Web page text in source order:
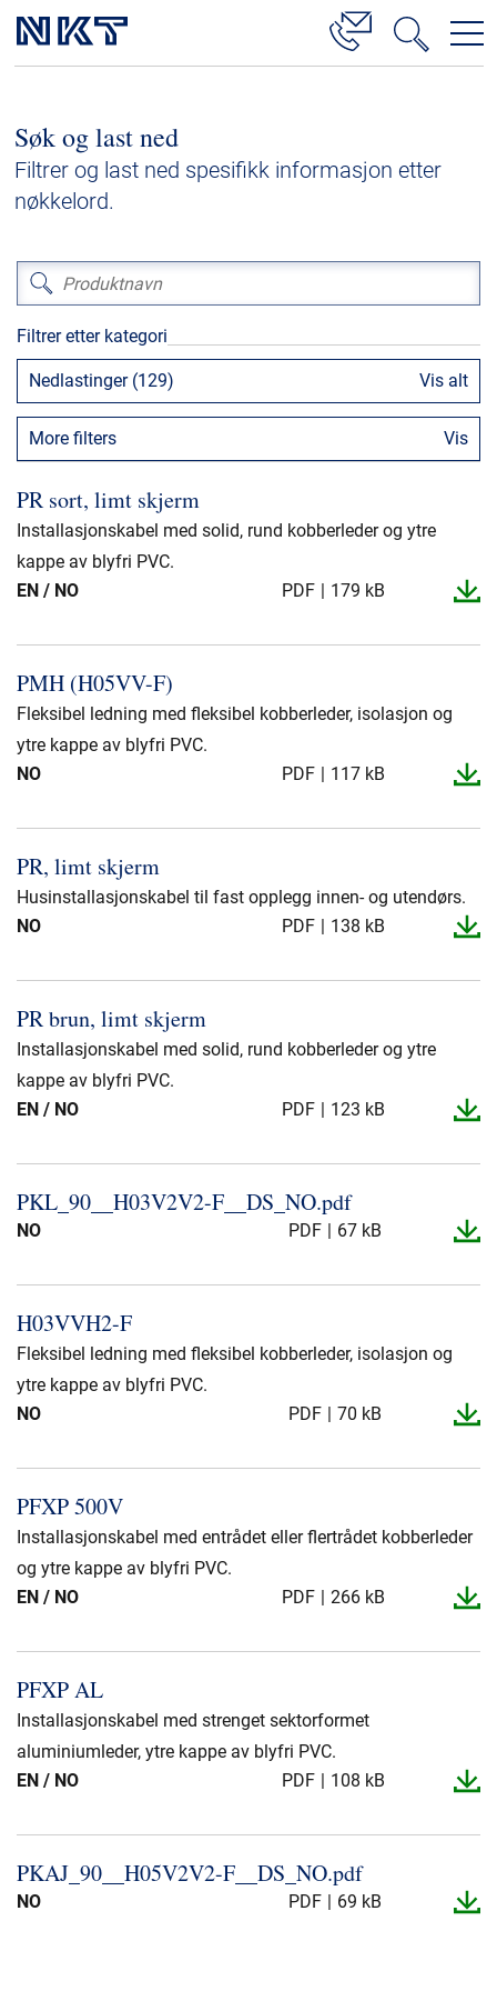
Høyspenningskabelløsninger
Kabelservice
Lavspenning
Høyspenningskabeltilbehør
Mellomspenningskabeltilbehør
Referanser
Nedlastinger
Presse og arrangementer
Om oss
Søk og last ned
Filtrer og last ned spesifikk informasjon etter
nøkkelord.
Filtrer etter kategori
Nedlastinger (129) Vis alt
More filters Vis
PR sort, limt skjerm
Installasjonskabel med solid, rund kobberleder og ytre
kappe av blyfri PVC.
EN / NO
PDF 179 kB
PMH (H05VV-​F)
Fleksibel ledning med fleksibel kobberleder, isolasjon og
ytre kappe av blyfri PVC.
NO
PDF 117 kB
PR, limt skjerm
Husinstallasjonskabel til fast opplegg innen- og utendørs.
NO
PDF 138 kB
PR brun, limt skjerm
Installasjonskabel med solid, rund kobberleder og ytre
kappe av blyfri PVC.
EN / NO
PDF 123 kB
PKL_​90_​_​H03V2V2-​F_​_​DS_​NO.​pdf
NO PDF 67 kB
H03VVH2-​F
Fleksibel ledning med fleksibel kobberleder, isolasjon og
ytre kappe av blyfri PVC.
NO
PDF 70 kB
PFXP 500V
Installasjonskabel med entrådet eller flertrådet kobberleder
og ytre kappe av blyfri PVC.
EN / NO
PDF 266 kB
PFXP AL
Installasjonskabel med strenget sektorformet
aluminiumleder, ytre kappe av blyfri PVC.
EN / NO
PDF 108 kB
PKAJ_​90_​_​H05V2V2-​F_​_​DS_​NO.​pdf
NO PDF 69 kB